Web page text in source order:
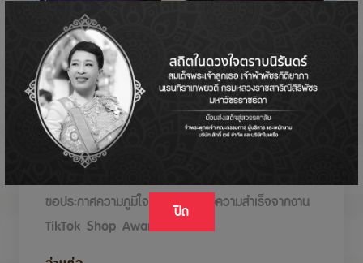
ปิด
DODOLOVE รับรางวัลในงาน TikTok Shop
Awards 2026
ขอประกาศความภูมิใจกับรางวัลแห่งความสำเร็จจากงาน
TikTok Shop Awards 2026